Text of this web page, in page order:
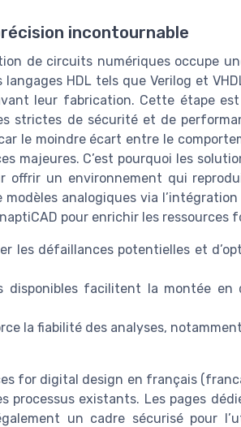
incontournable
de circuits numériques occupe
HDL tels que Verilog et
leur fabrication. Cette étape
strictes de sécurité et de
le moindre écart entre le
majeures. C’est pourquoi les
offrir un environnement qui
analogiques via l’intégration
pour enrichir les ressources
les défaillances potentielles et
disponibles facilitent la montée en
la fiabilité des analyses,
for digital design en français
processus existants. Les pages
un cadre sécurisé pour